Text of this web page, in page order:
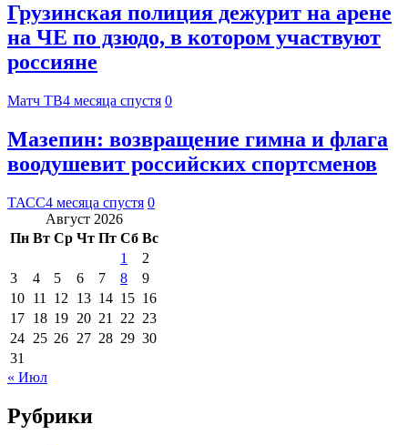
Грузинская полиция дежурит на арене
на ЧЕ по дзюдо, в котором участвуют
россияне
Матч ТВ4 месяца спустя 0
Мазепин: возвращение гимна и флага
воодушевит российских спортсменов
ТАСС4 месяца спустя 0
Август 2026
Пн Вт Ср Чт Пт Сб Вс
1
2
3
4 5 6 7 8
9
10 11 12 13 14 15 16
17 18 19 20 21 22 23
24 25 26 27 28 29 30
31
« Июл
Рубрики